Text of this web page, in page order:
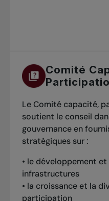
Comité
Le Comité capacité,
soutient le conseil
gouvernance en
stratégiques sur :
• le développement
infrastructures
• la croissance et la
participation